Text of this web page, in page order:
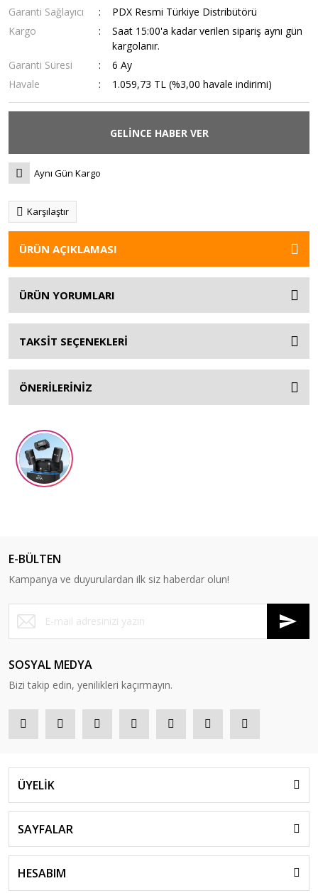
Garanti Sağlayıcı
PDX Resmi Türkiye Distribütörü
Kargo
Saat 15:00'a kadar verilen sipariş aynı gün
kargolanır.
Garanti Süresi
6 Ay
Havale
1.059,73 TL (%3,00 havale indirimi)
GELİNCE HABER VER
Aynı Gün Kargo
Karşılaştır
ÜRÜN AÇIKLAMASI
ÜRÜN YORUMLARI
TAKSİT SEÇENEKLERİ
ÖNERİLERİNİZ
E-BÜLTEN
Kampanya ve duyurulardan ilk siz haberdar olun!
SOSYAL MEDYA
Bizi takip edin, yenilikleri kaçırmayın.
ÜYELİK
SAYFALAR
HESABIM